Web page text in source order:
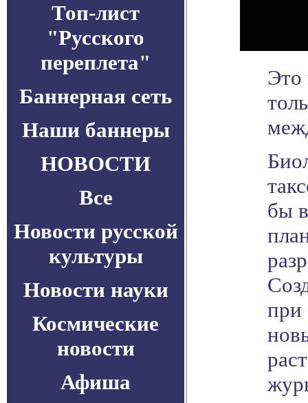
Топ-лист
"Русского
переплета"
Баннерная сеть
Наши баннеры
НОВОСТИ
Все
Новости русской
культуры
Новости науки
Космические
новости
Афиша
Это
бы
при